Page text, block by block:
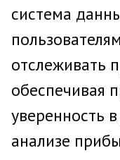
система
отслеживать
обеспечивая
уверенность
анализе